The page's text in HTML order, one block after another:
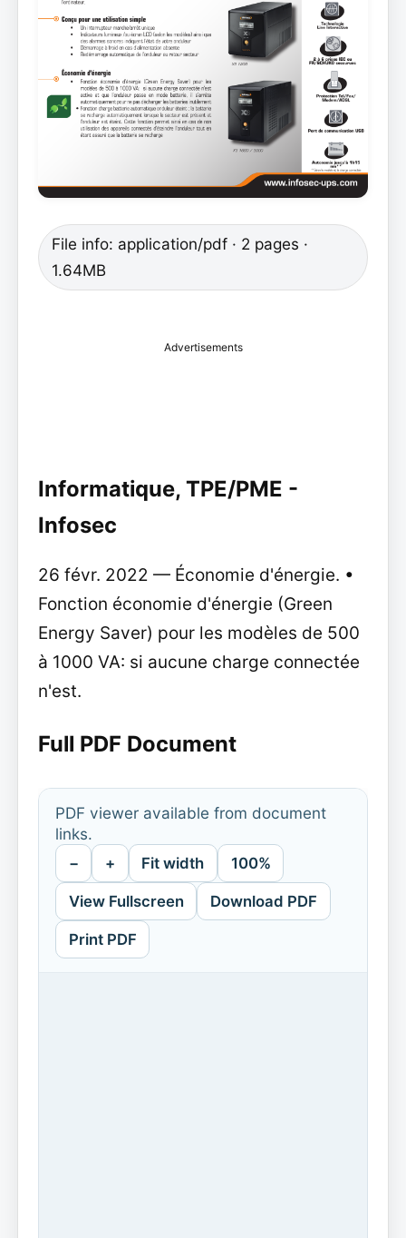
File info: application/pdf · 2 pages ·
1.64MB
Advertisements
Informatique, TPE/PME -
Infosec
26 févr. 2022 — Économie d'énergie. •
Fonction économie d'énergie (Green
Energy Saver) pour les modèles de 500
à 1000 VA: si aucune charge connectée
n'est.
Full PDF Document
PDF viewer available from document
links.
− + Fit width 100%
View Fullscreen Download PDF
Print PDF